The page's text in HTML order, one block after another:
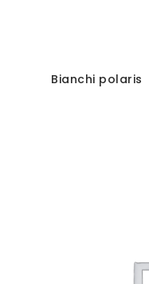
Bianchi polaris